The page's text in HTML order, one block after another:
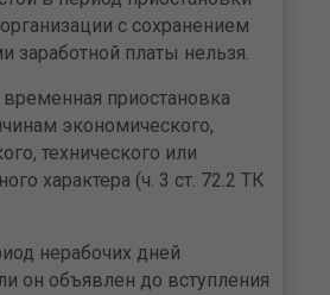
с сохранением
заработной платы нельзя.
приостановка
экономического,
технического или
характера (ч. 3 ст. 72.2 ТК
нерабочих дней
он объявлен до вступления